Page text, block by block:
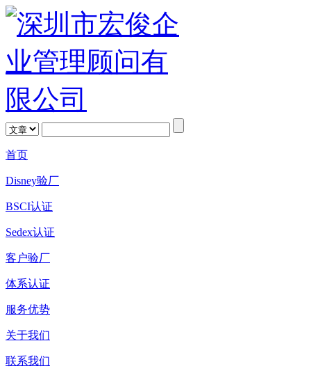
首页
Disney验厂
BSCI认证
Sedex认证
客户验厂
体系认证
服务优势
关于我们
联系我们